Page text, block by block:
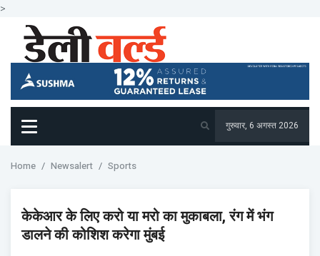
>
गुरुवार, 6 अगस्त 2026
Home Newsalert Sports
केकेआर के लिए करो या मरो का मुकाबला, रंग में भंग
डालने की कोशिश करेगा मुंबई